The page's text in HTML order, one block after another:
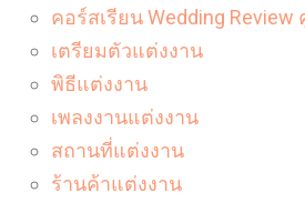
คอร์สเรียน Wedding
เตรียมตัวแต่งงาน
พิธีแต่งงาน
เพลงงานแต่งงาน
สถานที่แต่งงาน
ร้านค้าแต่งงาน